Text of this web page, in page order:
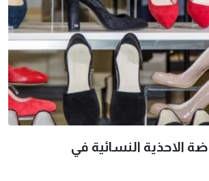
الاحذية النسائية في